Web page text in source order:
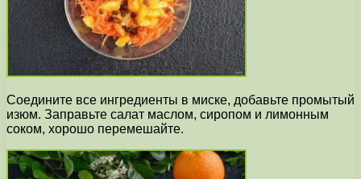
Соедините все ингредиенты в миске, добавьте промытый
изюм. Заправьте салат маслом, сиропом и лимонным
соком, хорошо перемешайте.